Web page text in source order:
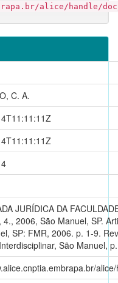
alice/handle/doc/
C. A.
JURÍDICA DA
4., 2006, São Manuel, SP.
SP: FMR, 2006. p. 1-9.
São Manuel,